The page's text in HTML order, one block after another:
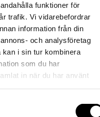
funktioner för
trafik. Vi vidarebefordrar
information från din
och analysföretag
i sin tur kombinera
som du har
in när du har använt
har
varianter.
Lambswool
Den
här